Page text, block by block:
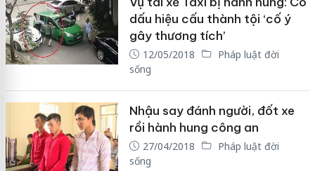
dấu hiệu cấu thành tội ‘cố ý
gây thương tích’
12/05/2018
Pháp luật đời
sống
Nhậu say đánh người, đốt xe
rồi hành hung công an
27/04/2018
Pháp luật đời
sống